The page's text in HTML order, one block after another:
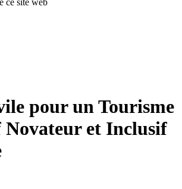
pour un Tourisme
et Inclusif